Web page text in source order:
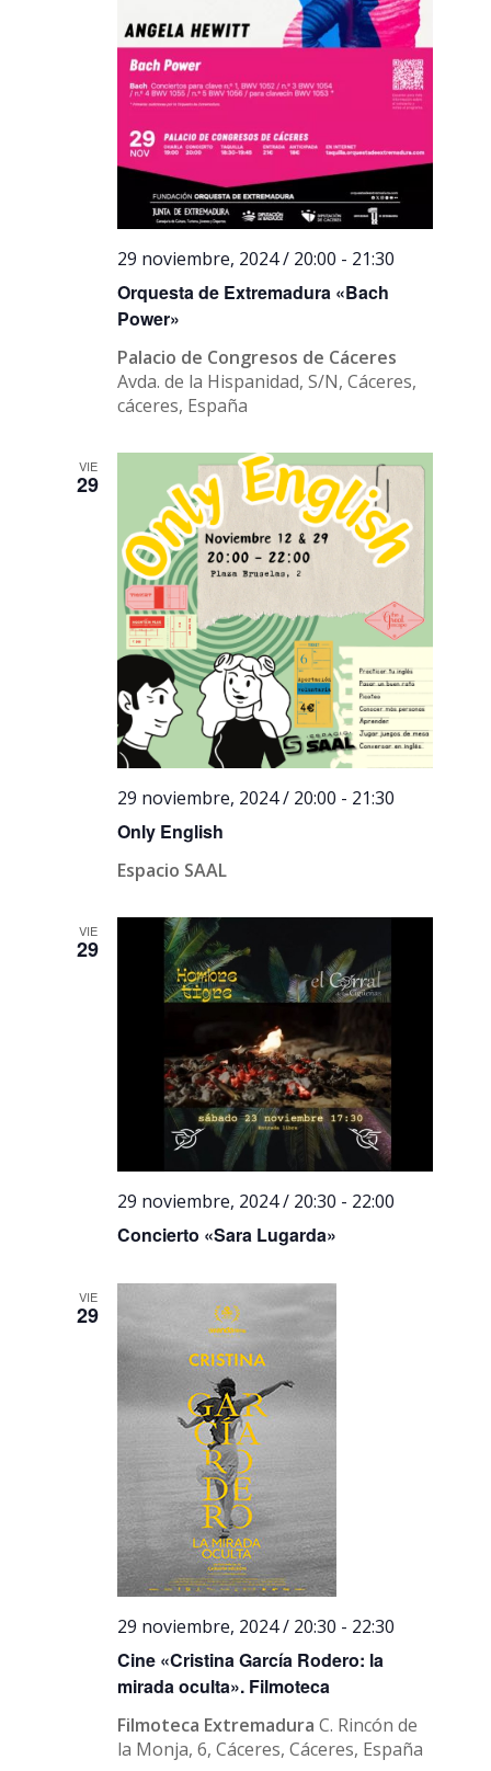
Orquesta de Extremadura «Bach
Power»
29 noviembre, 2024 / 20:00 - 21:30
Palacio de Congresos de Cáceres
Avda. de la Hispanidad, S/N, Cáceres,
cáceres, España
VIE
29
Only English
29 noviembre, 2024 / 20:00 - 21:30
Espacio SAAL
VIE
29
Concierto «Sara Lugarda»
29 noviembre, 2024 / 20:30 - 22:00
VIE
29
Cine «Cristina García Rodero: la
mirada oculta». Filmoteca
29 noviembre, 2024 / 20:30 - 22:30
Filmoteca ExtremaduraC. Rincón de
la Monja, 6, Cáceres, Cáceres, España